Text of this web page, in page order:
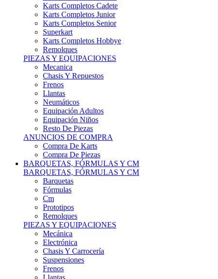
Karts Completos Junior
Karts Completos Senior
Superkart
Karts Completos Hobbye
Remolques
PIEZAS Y EQUIPACIONES
Mecanica
Chasis Y Repuestos
Frenos
Llantas
Neumáticos
Equipación Adultos
Equipación Niños
Resto De Piezas
ANUNCIOS DE COMPRA
Compra De Karts
Compra De Piezas
BARQUETAS, FÓRMULAS Y CM
BARQUETAS, FÓRMULAS Y CM
Barquetas
Fórmulas
Cm
Prototipos
Remolques
PIEZAS Y EQUIPACIONES
Mecánica
Electrónica
Chasis Y Carrocería
Suspensiones
Frenos
Llantas
Neumáticos